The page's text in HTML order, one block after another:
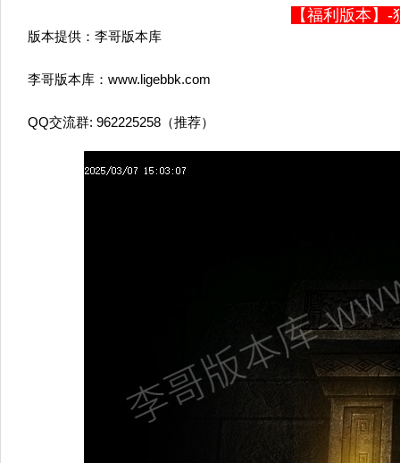
【福利版本】
版本提供：李哥版本库
李哥版本库：www.ligebbk.com
QQ交流群: 962225258（推荐）